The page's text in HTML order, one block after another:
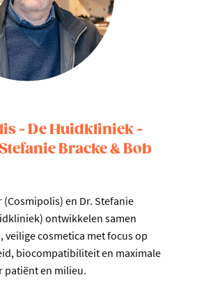
- De Huidkliniek -
Bracke & Bob
(Cosmipolis) en Dr. Stefanie
ontwikkelen samen
veilige cosmetica met focus op
biocompatibiliteit en maximale
patiënt en milieu.